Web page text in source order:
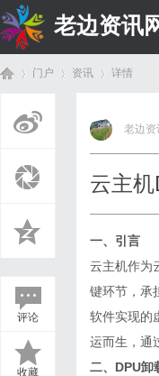
老边资讯
门户 资讯
›
详情
评论
收藏
老边资
云主
一、引言
云主机作为
键环节，承
软件实现的
运而生，通
二、DPU卸